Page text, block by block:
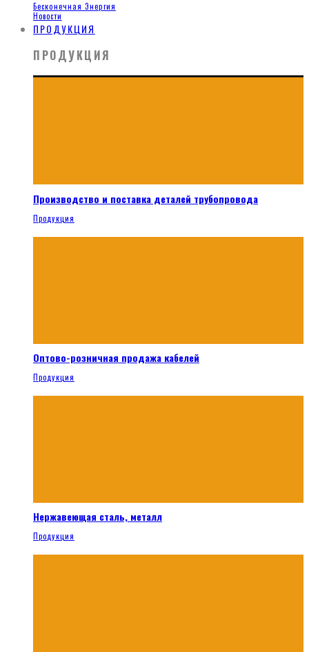
Бесконечная Энергия
Новости
ПРОДУКЦИЯ
ПРОДУКЦИЯ
Производство и поставка деталей трубопровода
Продукция
Оптово-розничная продажа кабелей
Продукция
Нержавеющая сталь, металл
Продукция